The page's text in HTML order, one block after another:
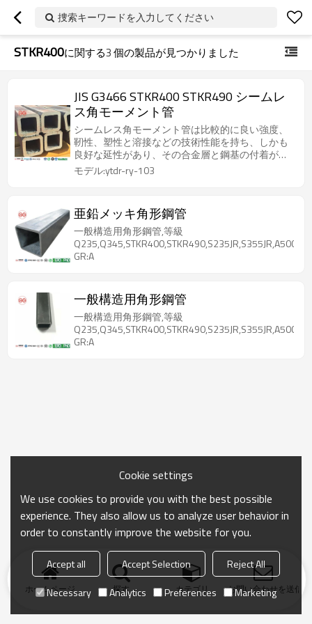
捜索キーワードを入力してください
STKR400に関する3個の製品が見つかりました
JIS G3466 STKR400 STKR490 シームレ
ス角モーメント管
シームレス角モーメント管は比較的に良い強度、
靭性、塑性と溶接などの技術性能を持ち、しかも
良好な延性があり、その合金層と鋼基の付着が強
固である
モデル:ytdr-ry-103
亜鉛メッキ角形鋼管
一般構造用角形鋼管,等級
Q235,Q345,STKR400,STKR490,S235JR,S355JR,A500
GR:A
一般構造用角形鋼管
一般構造用角形鋼管,等級
Q235,Q345,STKR400,STKR490,S235JR,S355JR,A500
GR:A
ホームページ 探す カテゴリ お問い合わせを送信
Cookie settings
We use cookies to provide you with the best possible
experience. They also allow us to analyze user behavior in
order to constantly improve the website for you.
Accept all Accept Selection
Reject All
Necessary
Analytics Preferences Marketing